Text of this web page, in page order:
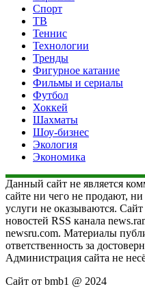
Спорт
ТВ
Теннис
Технологии
Тренды
Фигурное катание
Фильмы и сериалы
Футбол
Хоккей
Шахматы
Шоу-бизнес
Экология
Экономика
Данный сайт не является
сайте ни чего не продают,
услуги не оказываются. Сайт
новостей RSS канала
newsru.com. Материалы
ответственность за
Администрация сайта не
Сайт от bmb1 @ 2024